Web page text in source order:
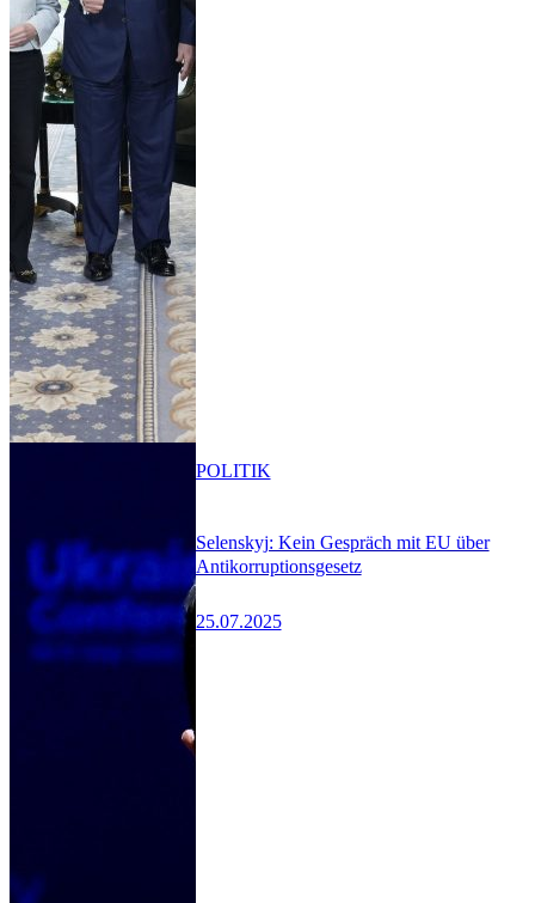
Selenskyj: Kein Gespräch mit EU über
Antikorruptionsgesetz
25.07.2025
POLITIK